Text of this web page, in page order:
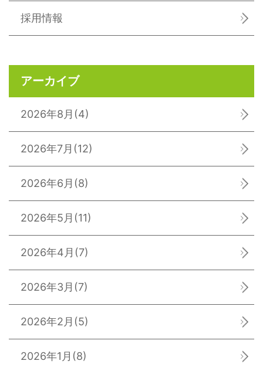
採用情報
アーカイブ
2026年8月 (4)
2026年7月 (12)
2026年6月 (8)
2026年5月 (11)
2026年4月 (7)
2026年3月 (7)
2026年2月 (5)
2026年1月 (8)